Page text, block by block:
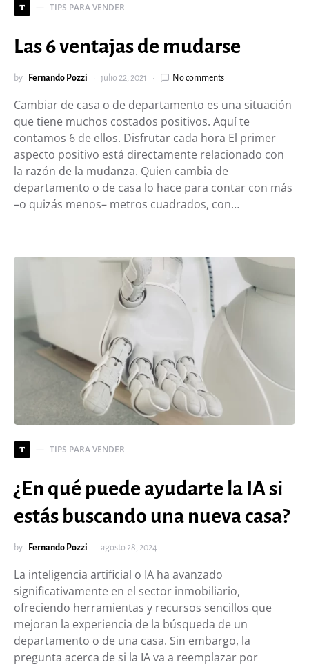
T TIPS PARA VENDER
Las 6 ventajas de mudarse
by Fernando Pozzi julio 22, 2021 No comments
Cambiar de casa o de departamento es una situación
que tiene muchos costados positivos. Aquí te
contamos 6 de ellos. Disfrutar cada hora El primer
aspecto positivo está directamente relacionado con
la razón de la mudanza. Quien cambia de
departamento o de casa lo hace para contar con más
–o quizás menos– metros cuadrados, con…
T TIPS PARA VENDER
¿En qué puede ayudarte la IA si
estás buscando una nueva casa?
by Fernando Pozzi agosto 28, 2024
La inteligencia artificial o IA ha avanzado
significativamente en el sector inmobiliario,
ofreciendo herramientas y recursos sencillos que
mejoran la experiencia de la búsqueda de un
departamento o de una casa. Sin embargo, la
pregunta acerca de si la IA va a reemplazar por